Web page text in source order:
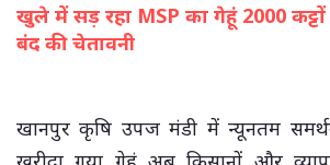
खुले में सड़ रहा MSP का गेहूं 2000 कट्टों
बंद की चेतावनी
खानपुर कृषि उपज मंडी में न्यूनतम